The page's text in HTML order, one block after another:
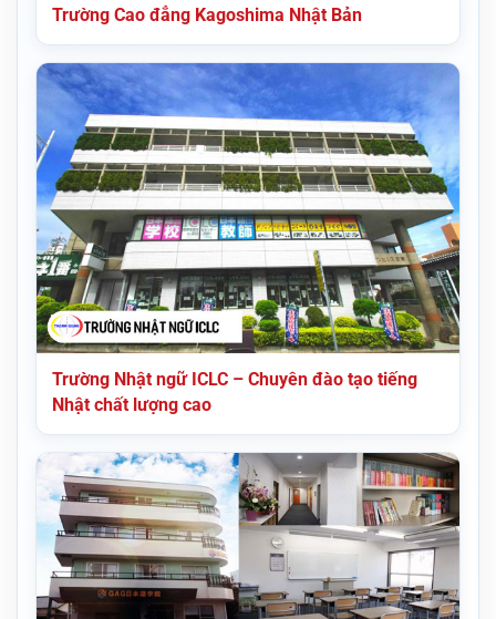
Trường Cao đẳng Kagoshima Nhật Bản
Trường Nhật ngữ ICLC – Chuyên đào tạo tiếng
Nhật chất lượng cao